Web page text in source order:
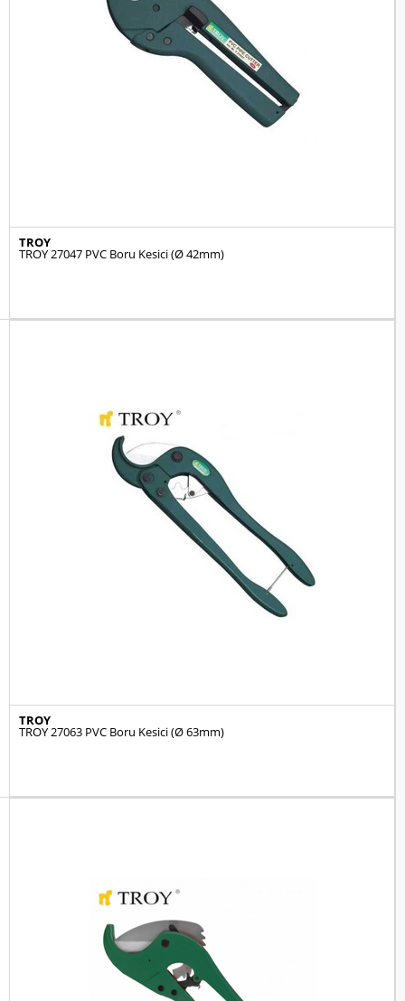
TROY
TROY 27047 PVC Boru Kesici (Ø 42mm)
TROY
TROY 27063 PVC Boru Kesici (Ø 63mm)